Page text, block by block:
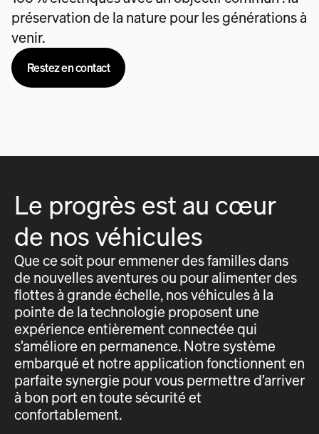
préservation de la nature pour les générations à
venir.
Restez en contact
Le progrès est au cœur
de nos véhicules
Que ce soit pour emmener des familles dans
de nouvelles aventures ou pour alimenter des
flottes à grande échelle, nos véhicules à la
pointe de la technologie proposent une
expérience entièrement connectée qui
s’améliore en permanence. Notre système
embarqué et notre application fonctionnent en
parfaite synergie pour vous permettre d’arriver
à bon port en toute sécurité et
confortablement.